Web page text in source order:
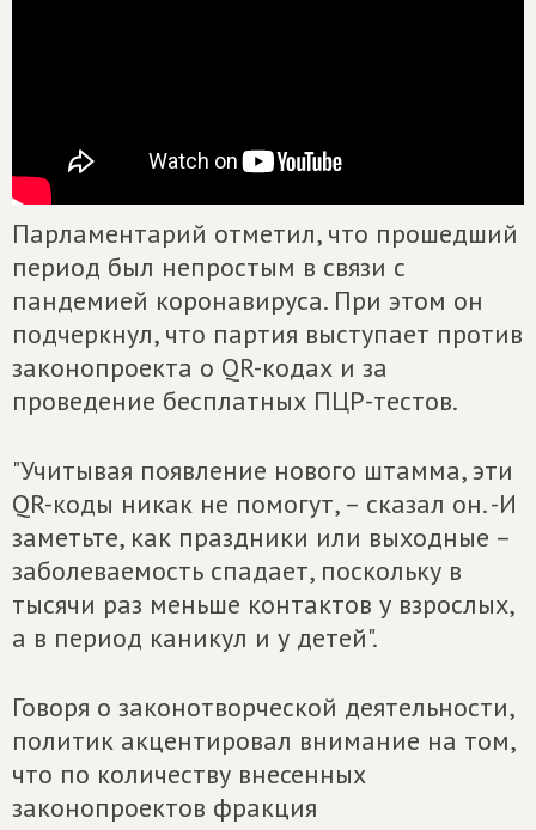
Парламентарий отметил, что прошедший
период был непростым в связи с
пандемией коронавируса. При этом он
подчеркнул, что партия выступает против
законопроекта о QR-кодах и за
проведение бесплатных ПЦР-тестов.
"Учитывая появление нового штамма, эти
QR-коды никак не помогут, – сказал он. -И
заметьте, как праздники или выходные –
заболеваемость спадает, поскольку в
тысячи раз меньше контактов у взрослых,
а в период каникул и у детей".
Говоря о законотворческой деятельности,
политик акцентировал внимание на том,
что по количеству внесенных
законопроектов фракция